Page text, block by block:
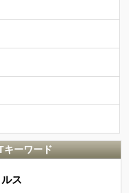
キーワード
ス